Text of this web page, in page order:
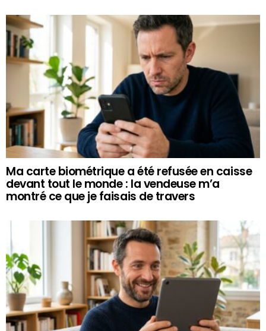
Ma carte biométrique a été refusée en caisse
devant tout le monde : la vendeuse m’a
montré ce que je faisais de travers